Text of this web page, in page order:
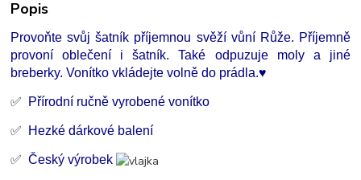
Popis
Provoňte svůj šatník příjemnou svěží vůní Růže. Příjemně
provoní oblečení i šatník. Také odpuzuje moly a jiné
breberky. Vonítko vkládejte volně do prádla.♥
✅ Přírodní ručně vyrobené vonítko
✅ Hezké dárkové balení
✅Český výrobek